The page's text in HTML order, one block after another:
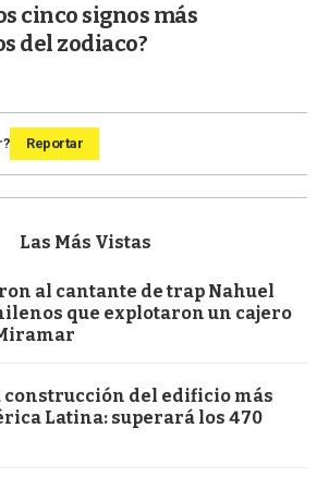
cinco signos más
del zodiaco?
Reportar
Las Más Vistas
al cantante de trap Nahuel
que explotaron un cajero
construcción del edificio más
Latina: superará los 470